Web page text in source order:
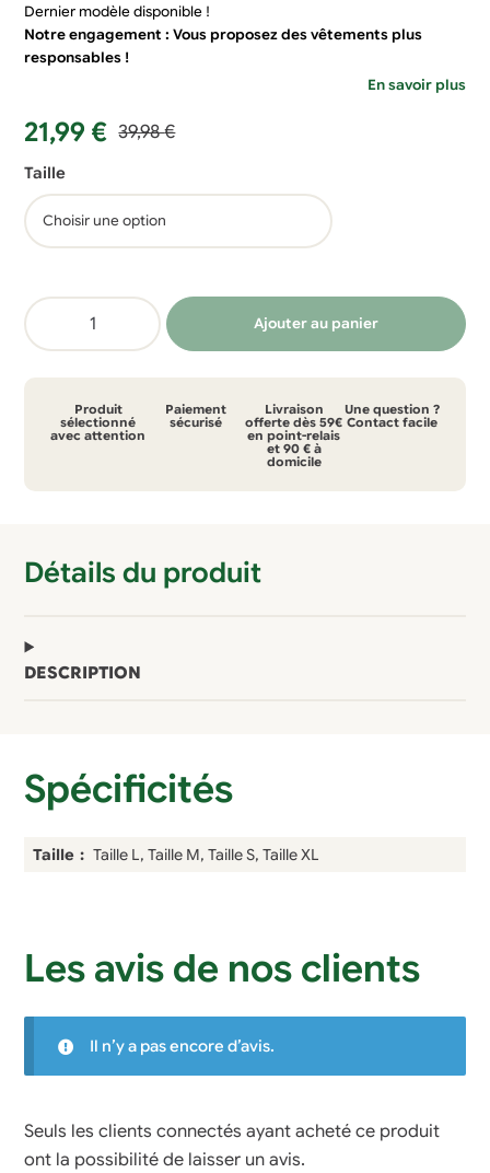
Dernier modèle disponible !
Notre engagement : Vous proposez des vêtements plus
responsables !
En savoir plus
39,98€
Le
prix
initial
était :
39,98 €.
21,99 €
Le
prix
actuel
est :
21,99 €.
Taille
quantité
de
Picture
Ajouter au panier
Produit
sélectionné
avec attention
Paiement
sécurisé
Livraison
offerte dès 59€
en point-relais
et 90 € à
domicile
Une question ?
Contact facile
Détails du produit
DESCRIPTION
Spécificités
Taille Taille L, Taille M, Taille S, Taille XL
Les avis de nos clients
Il n’y a pas encore d’avis.
Seuls les clients connectés ayant acheté ce produit
ont la possibilité de laisser un avis.